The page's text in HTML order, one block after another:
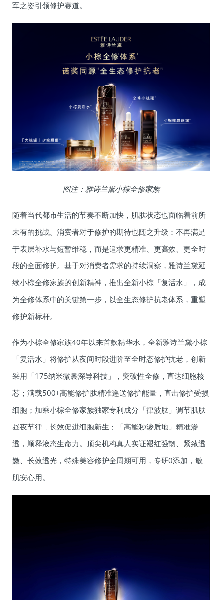
军之姿引领修护赛道。
图注：雅诗兰黛小棕全修家族
随着当代都市生活的节奏不断加快，肌肤状态也面临着前所
未有的挑战。消费者对于修护的期待也随之升级：不再满足
于表层补水与短暂维稳，而是追求更精准、更高效、更全时
段的全面修护。基于对消费者需求的持续洞察，雅诗兰黛延
续小棕全修家族的创新精神，推出全新小棕「复活水」，成
为全修体系中的关键第一步，以全生态修护抗老体系，重塑
修护新标杆。
作为小棕全修家族40年以来首款精华水，全新雅诗兰黛小棕
「复活水」将修护从夜间时段进阶至全时态修护抗老，创新
采用「175纳米微囊深导科技」，突破性全修，直达细胞核
芯；满载500+高能修护肽精准递送修护能量，直击修护受损
细胞；加乘小棕全修家族独家专利成分「律波肽」调节肌肤
昼夜节律，长效促进细胞新生；「高能秒渗质地」精准渗
透，顺释液态生命力。顶尖机构真人实证褪红强韧、紧致透
嫩、长效透光，特殊美容修护全周期可用，专研0添加，敏
肌安心用。